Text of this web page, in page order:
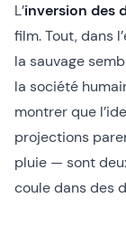
L’inversion des
film. Tout, dans
la sauvage
la société
montrer que
projections
pluie — sont
coule dans des